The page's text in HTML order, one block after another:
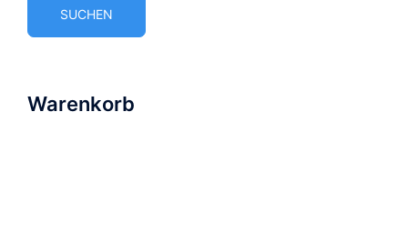
SUCHEN
Warenkorb